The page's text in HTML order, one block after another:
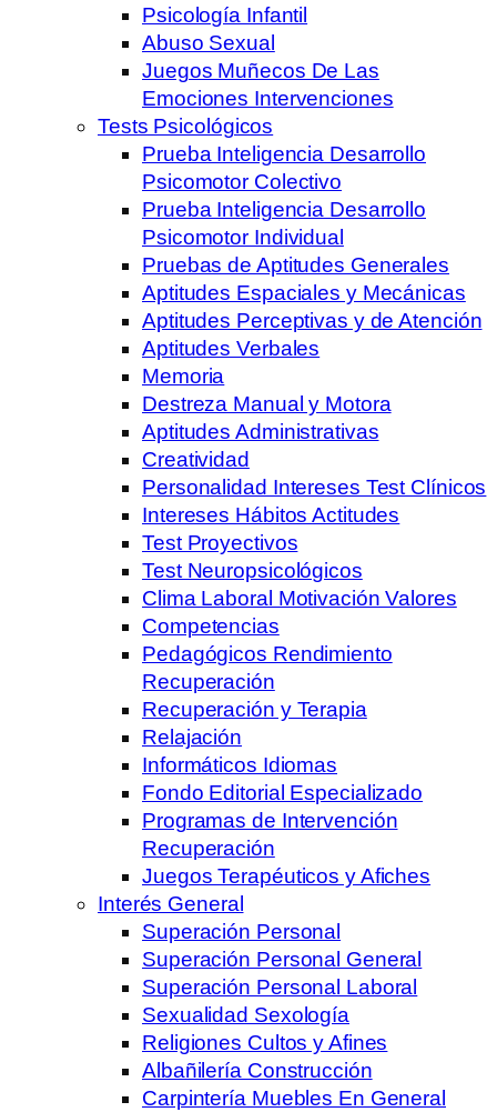
Psicología Infantil
Abuso Sexual
Juegos Muñecos De Las
Emociones Intervenciones
Tests Psicológicos
Prueba Inteligencia Desarrollo
Psicomotor Colectivo
Prueba Inteligencia Desarrollo
Psicomotor Individual
Pruebas de Aptitudes Generales
Aptitudes Espaciales y Mecánicas
Aptitudes Perceptivas y de Atención
Aptitudes Verbales
Memoria
Destreza Manual y Motora
Aptitudes Administrativas
Creatividad
Personalidad Intereses Test Clínicos
Intereses Hábitos Actitudes
Test Proyectivos
Test Neuropsicológicos
Clima Laboral Motivación Valores
Competencias
Pedagógicos Rendimiento
Recuperación
Recuperación y Terapia
Relajación
Informáticos Idiomas
Fondo Editorial Especializado
Programas de Intervención
Recuperación
Juegos Terapéuticos y Afiches
Interés General
Superación Personal
Superación Personal General
Superación Personal Laboral
Sexualidad Sexología
Religiones Cultos y Afines
Albañilería Construcción
Carpintería Muebles En General